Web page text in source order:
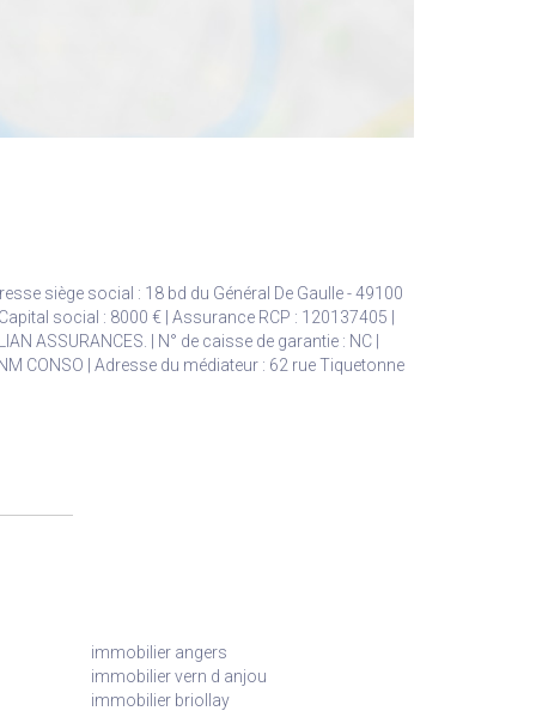
siège social : 18 bd du Général De Gaulle - 49100
social : 8000 € | Assurance RCP : 120137405 |
ASSURANCES. | N° de caisse de garantie : NC |
CONSO | Adresse du médiateur : 62 rue Tiquetonne
immobilier angers
immobilier vern d anjou
immobilier briollay